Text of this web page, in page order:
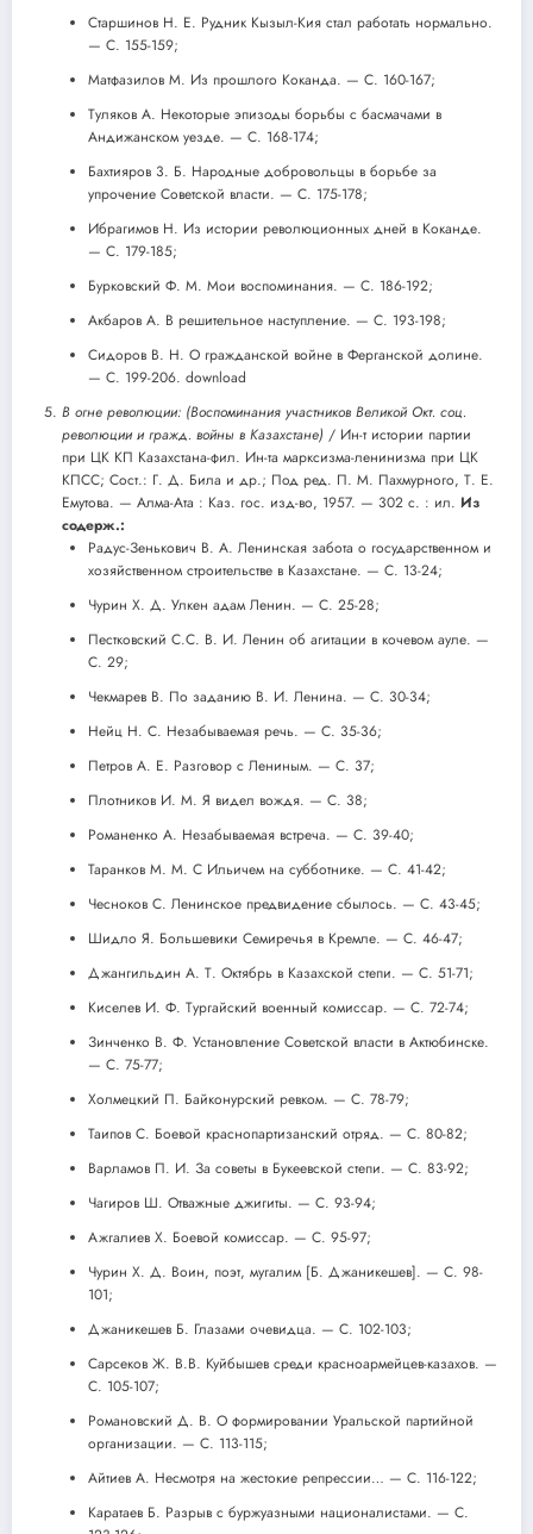
Старшинов Н. Е. Рудник Кызыл-Кия стал работать нормально.
— С. 155-159;
Матфазилов М. Из прошлого Коканда. — С. 160-167;
Туляков А. Некоторые эпизоды борьбы с басмачами в
Андижанском уезде. — С. 168-174;
Бахтияров 3. Б. Народные добровольцы в борьбе за
упрочение Советской власти. — С. 175-178;
Ибрагимов Н. Из истории революционных дней в Коканде.
— С. 179-185;
Бурковский Ф. М. Мои воспоминания. — С. 186-192;
Акбаров А. В решительное наступление. — С. 193-198;
Сидоров В. Н. О гражданской войне в Ферганской долине.
— С. 199-206. download
В огне революции: (Воспоминания участников Великой Окт. соц.
революции и гражд. войны в Казахстане) / Ин-т истории партии
при ЦК КП Казахстана-фил. Ин-та марксизма-ленинизма при ЦК
КПСС; Сост.: Г. Д. Била и др.; Под ред. П. М. Пахмурного, Т. Е.
Емутова. — Алма-Ата : Каз. гос. изд-во, 1957. — 302 с. : ил. Из
содерж.:
Радус-Зенькович В. А. Ленинская забота о государственном и
хозяйственном строительстве в Казахстане. — С. 13-24;
Чурин X. Д. Улкен адам Ленин. — С. 25-28;
Пестковский С.С. В. И. Ленин об агитации в кочевом ауле. —
С. 29;
Чекмарев В. По заданию В. И. Ленина. — С. 30-34;
Нейц Н. С. Незабываемая речь. — С. 35-36;
Петров А. Е. Разговор с Лениным. — С. 37;
Плотников И. М. Я видел вождя. — С. 38;
Романенко А. Незабываемая встреча. — С. 39-40;
Таранков М. М. С Ильичем на субботнике. — С. 41-42;
Чесноков С. Ленинское предвидение сбылось. — С. 43-45;
Шидло Я. Большевики Семиречья в Кремле. — С. 46-47;
Джангильдин А. Т. Октябрь в Казахской степи. — С. 51-71;
Киселев И. Ф. Тургайский военный комиссар. — С. 72-74;
Зинченко В. Ф. Установление Советской власти в Актюбинске.
— С. 75-77;
Холмецкий П. Байконурский ревком. — С. 78-79;
Таипов С. Боевой краснопартизанский отряд. — С. 80-82;
Варламов П. И. За советы в Букеевской степи. — С. 83-92;
Чагиров Ш. Отважные джигиты. — С. 93-94;
Ажгалиев X. Боевой комиссар. — С. 95-97;
Чурин X. Д. Воин, поэт, мугалим [Б. Джаникешев]. — С. 98-
101;
Джаникешев Б. Глазами очевидца. — С. 102-103;
Сарсеков Ж. B.В. Куйбышев среди красноармейцев-казахов. —
С. 105-107;
Романовский Д. В. О формировании Уральской партийной
организации. — С. 113-115;
Айтиев А. Несмотря на жестокие репрессии… — С. 116-122;
Каратаев Б. Разрыв с буржуазными националистами. — С.